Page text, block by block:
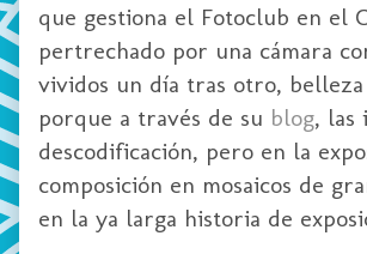
que gestiona el Fotoclub en el
pertrechado por una cámara
vividos un día tras otro,
porque a través de su blog, las
descodificación, pero en la
composición en mosaicos de
en la ya larga historia de